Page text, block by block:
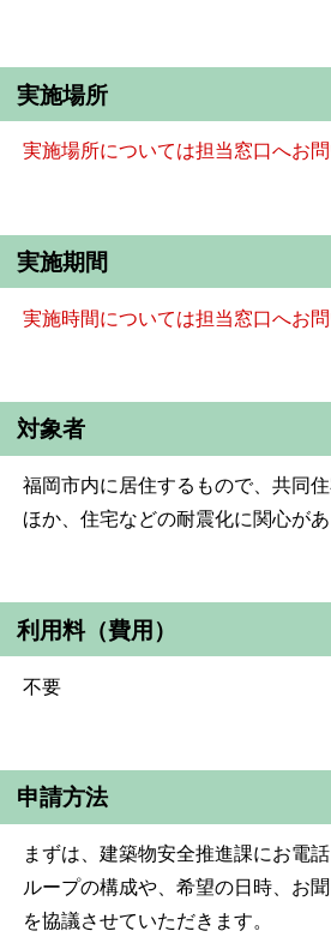
実施場所
実施場所については担当窓口へお問
実施期間
実施時間については担当窓口へお問
対象者
福岡市内に居住するもので、共同
ほか、住宅などの耐震化に関心があ
利用料（費用）
不要
申請方法
まずは、建築物安全推進課にお電
ループの構成や、希望の日時、お
を協議させていただきます。